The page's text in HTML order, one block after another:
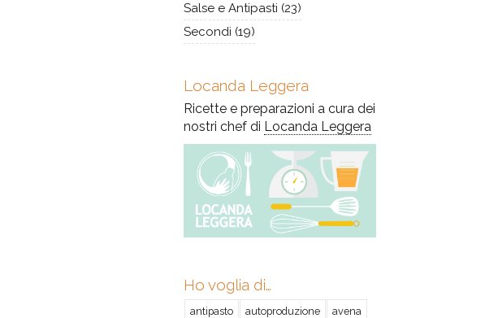
Salse e Antipasti (23)
Secondi (19)
Locanda Leggera
Ricette e preparazioni a cura dei
nostri chef di Locanda Leggera
Ho voglia di…
antipasto autoproduzione
avena